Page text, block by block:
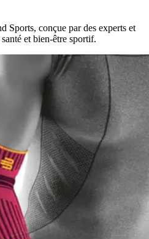
Sports, conçue par des experts et
et bien-être sportif.